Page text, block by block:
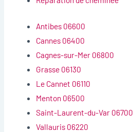
Antibes 06600
Cannes 06400
Cagnes-sur-Mer 06800
Grasse 06130
Le Cannet 06110
Menton 06500
Saint-Laurent-du-Var 06700
Vallauris 06220